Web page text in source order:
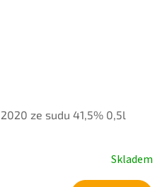
ze sudu 41,5% 0,5l
Skladem